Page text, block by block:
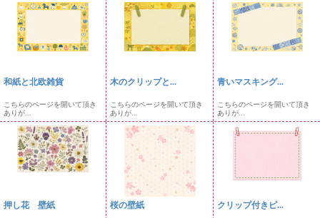
和紙と北欧雑貨
こちらのページを開いて頂き
ありが...
木のクリップと...
こちらのページを開いて頂き
ありが...
青いマスキング...
こちらのページを開いて頂き
ありが...
押し花 壁紙 桜の壁紙 クリップ付きピ...